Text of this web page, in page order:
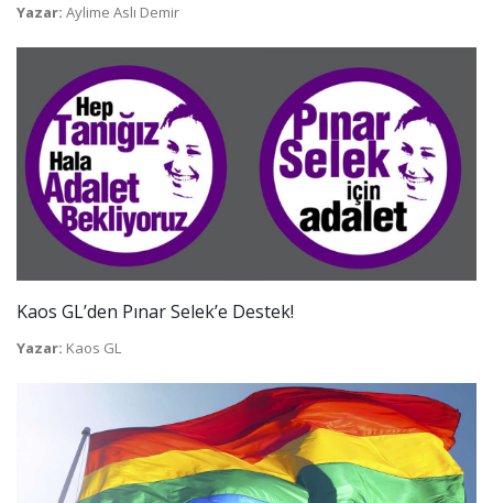
Yazar: Aylime Aslı Demir
Kaos GL’den Pınar Selek’e Destek!
Yazar: Kaos GL